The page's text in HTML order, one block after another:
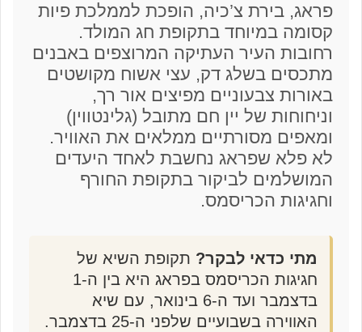
פראג, בירת צ’כיה, הופכת לממלכת פיות
קסומה במיוחד בתקופת חג המולד.
רחובות העיר העתיקה המרוצפים באבנים
מתכסים בשלג דק, עצי אשוח מקושטים
באורות צבעוניים מפיצים אור רך,
וניחוחות של יין חם מתובל (גלינטווין)
ומאפים מסורתיים ממלאים את האוויר.
לא פלא שפראג נחשבת לאחד היעדים
המושלמים לביקור בתקופת החורף
וחגיגות הכריסמס.
מתי כדאי לבקר? תקופת השיא של
חגיגות הכריסמס בפראג היא בין ה-1
בדצמבר ועד ה-6 בינואר, עם שיא
האווירה בשבועיים שלפני ה-25 בדצמבר.